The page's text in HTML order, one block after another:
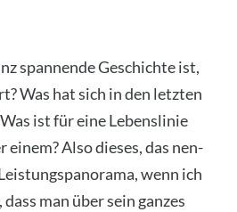
span­nen­de Geschich­te ist,
Was hat sich in den letz­ten
ist für eine Lebens­li­nie
einem? Also die­ses, das nen­
wenn ich
man über sein gan­zes